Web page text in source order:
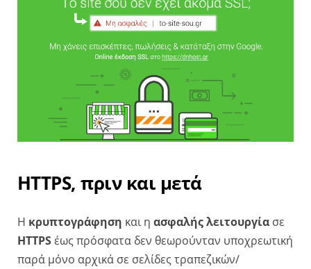
HTTPS, πριν και μετά
Η κρυπτογράφηση και η ασφαλής λειτουργία σε
HTTPSέως πρόσφατα δεν θεωρούνταν υποχρεωτική
παρά μόνο αρχικά σε σελίδες τραπεζικών/